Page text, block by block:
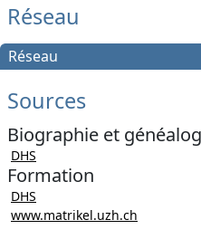
Réseau
Réseau
Sources
Biographie et
DHS
Formation
DHS
www.matrikel.uzh.ch